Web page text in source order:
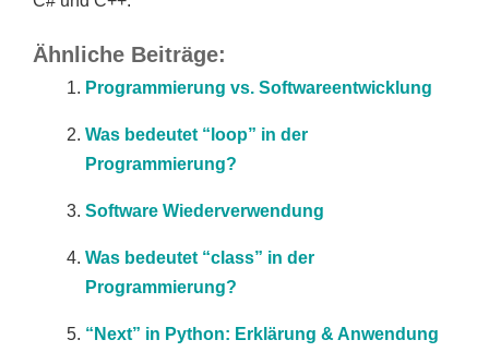
Ähnliche Beiträge:
Programmierung vs. Softwareentwicklung
Was bedeutet “loop” in der
Programmierung?
Software Wiederverwendung
Was bedeutet “class” in der
Programmierung?
“Next” in Python: Erklärung & Anwendung